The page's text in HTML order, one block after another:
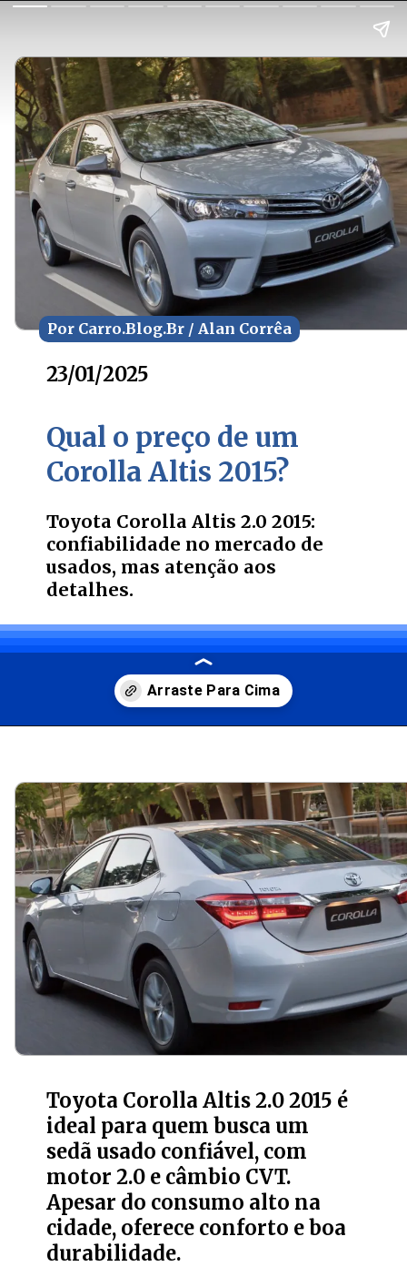
Qual o preço de um
Corolla Altis 2015?
Por Carro.Blog.Br / Alan Corrêa
Por Carro.Blog.Br / Alan Corrêa
Toyota Corolla Altis 2.0 2015:
confiabilidade no mercado de
usados, mas atenção aos
detalhes.
23/01/2025
Toyota Corolla Altis 2.0 2015 é
ideal para quem busca um
sedã usado confiável, com
motor 2.0 e câmbio CVT.
Apesar do consumo alto na
cidade, oferece conforto e boa
durabilidade.